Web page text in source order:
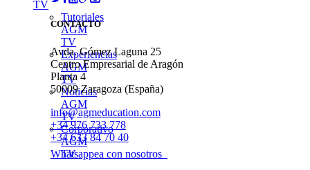
TV
Tutoriales
AGM
TV
Experiencias
AGM
TV
Noticias
AGM
TV
Corporativo
AGM
TV
CONTACTO
Avda. Gómez Laguna 25
Centro Empresarial de Aragón
Planta 4
50009 Zaragoza (España)
info@agmeducation.com
+34 976 733 778
+34 633 84 70 40
Whatsappea con nosotros